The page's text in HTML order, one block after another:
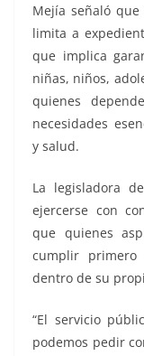
Mejía señaló
limita a
que implica
niñas, niños,
quienes
necesidades
y salud.
La legisladora
ejercerse con
que quienes
cumplir primero
dentro de su
“El servicio
podemos pedir